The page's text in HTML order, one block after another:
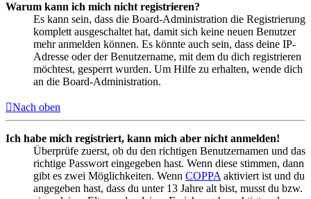
Warum kann ich mich nicht registrieren?
Es kann sein, dass die Board-Administration die Registrierung
komplett ausgeschaltet hat, damit sich keine neuen Benutzer
mehr anmelden können. Es könnte auch sein, dass deine IP-
Adresse oder der Benutzername, mit dem du dich registrieren
möchtest, gesperrt wurden. Um Hilfe zu erhalten, wende dich
an die Board-Administration.
Nach oben
Ich habe mich registriert, kann mich aber nicht anmelden!
Überprüfe zuerst, ob du den richtigen Benutzernamen und das
richtige Passwort eingegeben hast. Wenn diese stimmen, dann
gibt es zwei Möglichkeiten. Wenn COPPA aktiviert ist und du
angegeben hast, dass du unter 13 Jahre alt bist, musst du bzw.